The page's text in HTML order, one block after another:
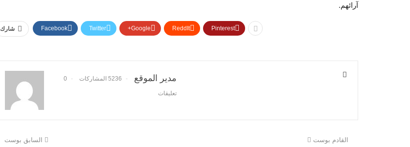
آرائهم.
شارك Facebook Twitter Google+ ReddIt Pinterest
مدير الموقع 5236 المشاركات 0
تعليقات
السابق بوست القادم بوست